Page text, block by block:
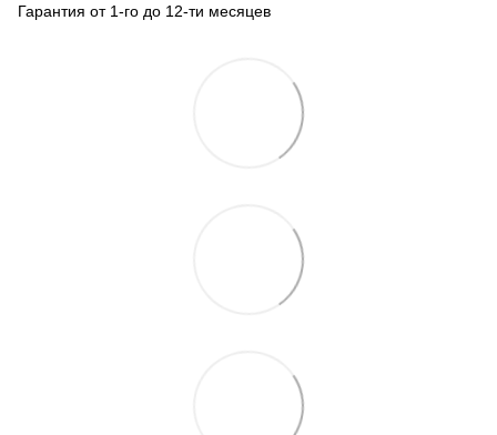
Гарантия от 1-го до 12-ти месяцев